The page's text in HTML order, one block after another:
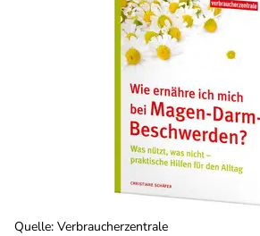
Quelle: Verbraucherzentrale